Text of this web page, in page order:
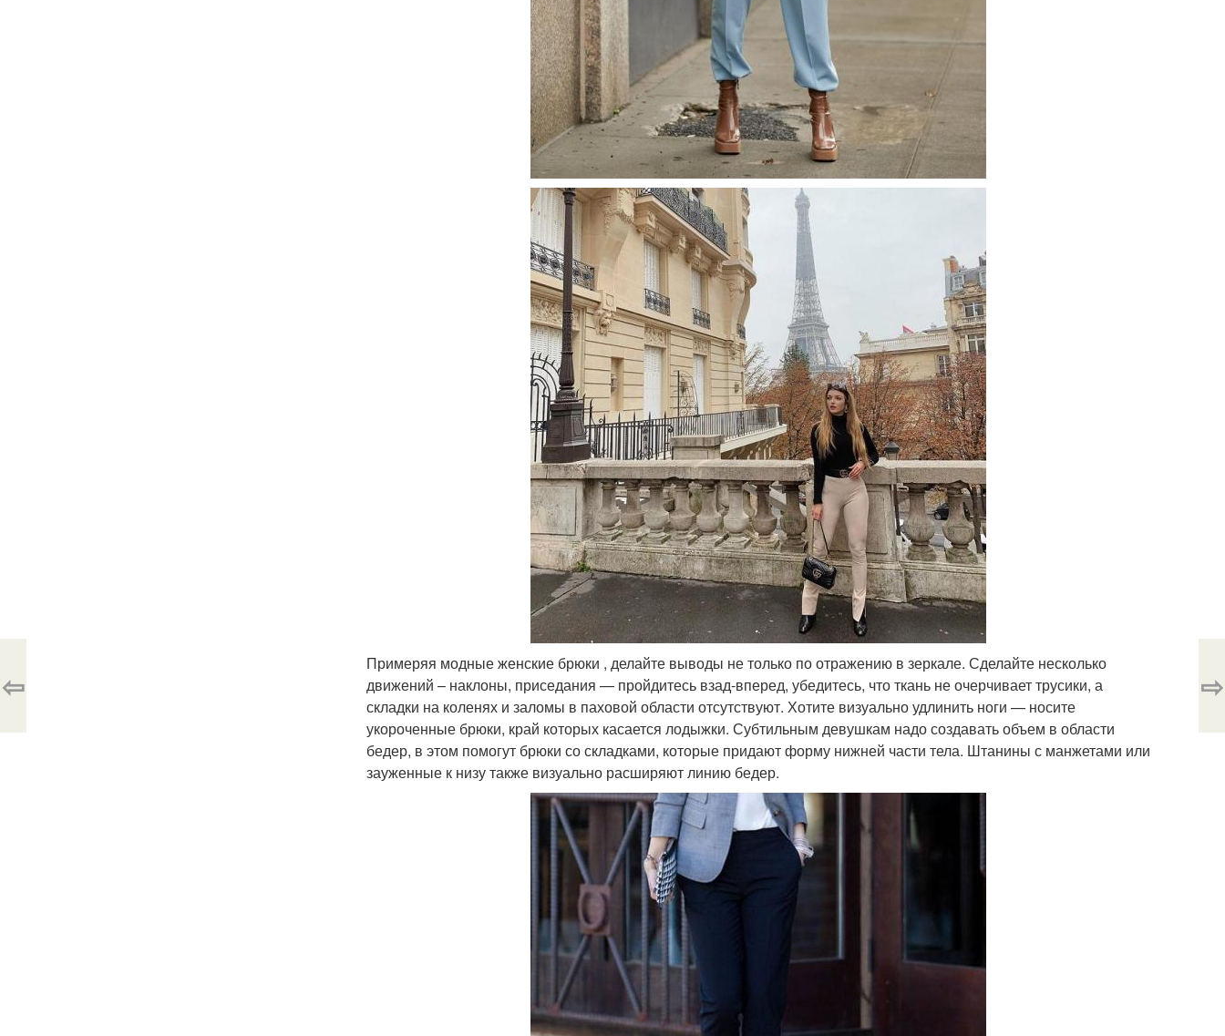
Примеряя модные женские брюки , делайте выводы не только по отражению в зеркале. Сделайте несколько
движений – наклоны, приседания — пройдитесь взад-вперед, убедитесь, что ткань не очерчивает трусики, а
складки на коленях и заломы в паховой области отсутствуют. Хотите визуально удлинить ноги — носите
укороченные брюки, край которых касается лодыжки. Субтильным девушкам надо создавать объем в области
бедер, в этом помогут брюки со складками, которые придают форму нижней части тела. Штанины с манжетами или
зауженные к низу также визуально расширяют линию бедер.
⇦ ⇨